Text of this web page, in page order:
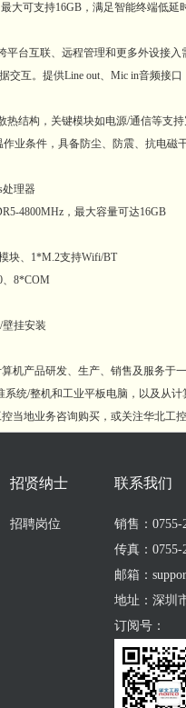
大可支持16GB，满足智能终端低
互联、远程管理和更多外设接入
交互。提供Line out、Mic in音频接
结构，关键模块如电源/通信等支持
业条件，具备防尘、防震、抗电磁
处理器
4800MHz，最大容量可达16GB
、1*M.2支持Wifi/BT
8*COM
挂安装
产品研发、生产、销售及服务于
统/整机和工业平板电脑，以及从
地业务咨询购买，或关注华北工控
招贤纳士
招聘岗位
联系我们
销售：0755-
传真：0755-
邮箱：
地址：深圳
订阅号：